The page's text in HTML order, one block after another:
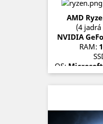
AMD
(4
NVIDIA
RAM:
OS: